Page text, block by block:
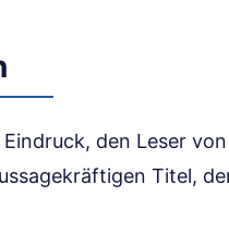
den Leser
Titel,